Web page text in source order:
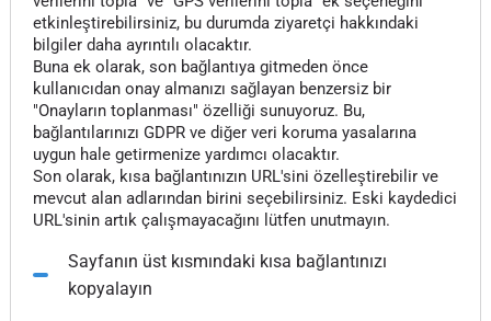
etkinleştirebilirsiniz, bu durumda ziyaretçi hakkındaki
bilgiler daha ayrıntılı olacaktır.
Buna ek olarak, son bağlantıya gitmeden önce
kullanıcıdan onay almanızı sağlayan benzersiz bir
"Onayların toplanması" özelliği sunuyoruz. Bu,
bağlantılarınızı GDPR ve diğer veri koruma yasalarına
uygun hale getirmenize yardımcı olacaktır.
Son olarak, kısa bağlantınızın URL'sini özelleştirebilir ve
mevcut alan adlarından birini seçebilirsiniz. Eski kaydedici
URL'sinin artık çalışmayacağını lütfen unutmayın.
Sayfanın üst kısmındaki kısa bağlantınızı
kopyalayın